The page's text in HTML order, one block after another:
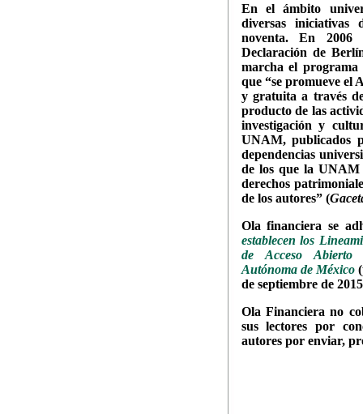
En el ámbito
diversas iniciativas
noventa. En
Declaración de
marcha el programa
que “se promueve el
y gratuita a través
producto de las
investigación y
UNAM, publicados
dependencias
de los que la UNAM
derechos
de los autores” (
Ola financiera se
establecen los
de Acceso
Autónoma de México
de septiembre de
Ola Financierano
sus lectores por
autores por enviar,